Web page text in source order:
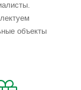
объекты